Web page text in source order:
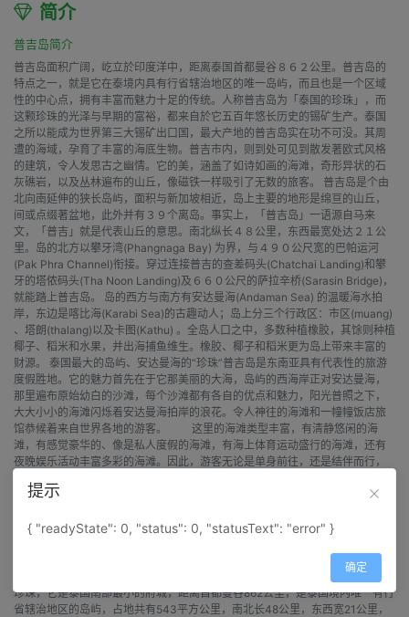
简介
普吉岛简介
普吉岛面积广阔，屹立於印度洋中，距离泰国首都曼谷８６２公里。普吉岛的
特点之一，就是它在泰境内具有行省辖治地区的唯一岛屿，而且也是一个区域
性的中心点，拥有丰富而魅力十足的传统。人称普吉岛为「泰国的珍珠」，而
这颗珍珠的光泽与早期的富裕，都来自於它五百年悠长历史的锡矿生产。泰国
之所以能成为世界第三大锡矿出口国，最大产地的普吉岛实在功不可没。其周
遭的海域，孕育了丰富的海底生物。普吉市内，则到处可见到散发著欧式风格
的建筑，令人发思古之幽情。它的美，涵盖了如诗如画的海滩，奇形异状的石
灰礁岩，以及丛林遍布的山丘，像磁铁一样吸引了无数的旅客。 普吉岛是个由
北向南延伸的狭长岛屿，面积与新加坡相近，岛上主要的地形是绵亘的山丘，
间或点缀著盆地，此外并有３９个离岛。事实上，「普吉岛」一语源自马来
文，「普吉」就是代表山丘的意思。南北纵长４８公里，东西最宽处达２１公
里。岛的北方以攀牙湾(Phangnaga Bay) 为界，与４９０公尺宽的巴帕运河
(Pak Phra Channel)衔接。穿过连接普吉的查差码头(Chatchai Landing)和攀
牙的塔侬码头(Tha Noon Landing)及６６０公尺的萨拉辛桥(Sarasin Bridge)，
就能踏上普吉岛。 岛的西方与南方有安达曼海(Andaman Sea) 的温暖海水拍
岸，东边是喀比海(Karabi Sea)的古趣动人；岛上分三个行政区：市区(muang)
、塔朗(thalang)以及卡图(Kathu) 。全岛人口之中，多数种植橡胶，其馀则种植
椰子、稻米和水果，并出海捕鱼维生。橡胶、椰子和稻米更为岛上带来丰富的
财源。 泰国最大的岛屿、安达曼海的“珍珠”普吉岛是东南亚具有代表性的旅游
度假胜地。它的魅力首先在于它那美丽的大海，岛屿的西海岸正对安达曼海，
那里遍布原始幼白的沙滩，每个沙滩都有各自的优点和魅力，阳光普照之下，
大大小小的海滩闪烁着安达曼海拍岸的浪花。令人神往的海滩和一幢幢饭店旅
馆恭候着来自世界各地的游客。 这里的海滩类型丰富，有清静悠闲的海
滩，有感觉豪华的、像是私人度假的海滩，有海上体育运动盛行的海滩，还有
夜晚娱乐活动丰富多彩的海滩。因此，游客无论是单身前往，还是结伴而行，
一样(马来语：山丘)，岛上有很多山。游客可以在岛上乘坐出租车和摩托探险，
海滨度假区享受不到的快乐，这就是泰国的普吉。 近年来，随着岛屿不断朝高
部去，就能见到广阔的菠萝田和橡胶园；此外，游客还能在城内见到保留着殖
民地风格的家居建筑。 普吉岛是泰国南部的世外桃源，形状似一颗椭圆的
珍珠，它是泰国南部最小的府城，距离首都曼谷862公里，是泰国境内唯一有行
省辖治地区的岛屿，占地共有543平方公里，南北长48公里，东西宽21公里，
提示
{ "readyState": 0, "status": 0, "statusText": "error" }
确定